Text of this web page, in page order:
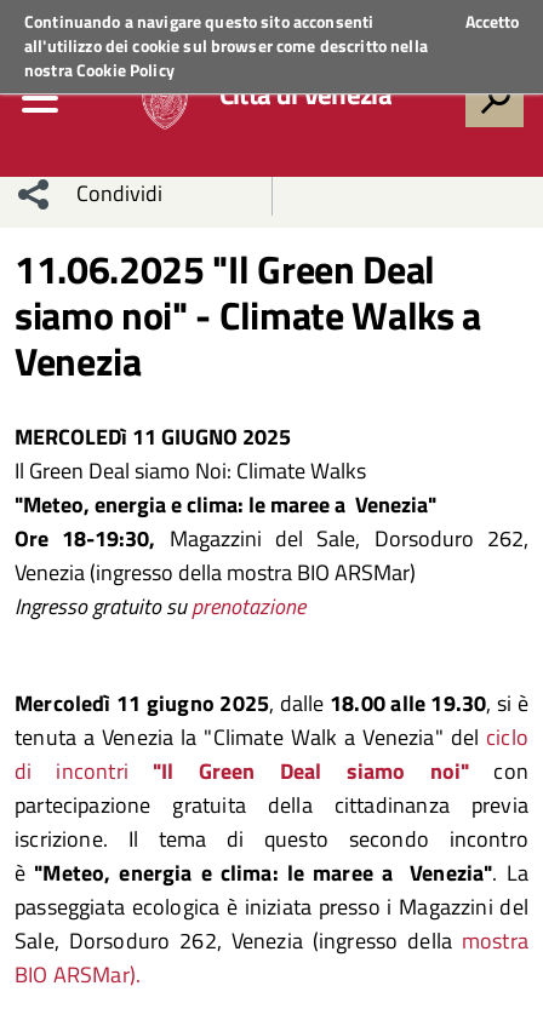
Continuando a navigare questo sito acconsenti
all'utilizzo dei cookie sul browser come descritto nella
nostraCookie Policy
Accetto
Regione VenetoACCEDI AI SERVIZI
Città di Venezia
Condividi
sui social
network
Condividi
Condividi
su
Condividi
Twitter
su
Facebook
Condividi
su
Whatsapp
11.06.2025 "Il Green Deal
siamo noi" - Climate Walks a
Venezia
MERCOLEDì 11 GIUGNO 2025
Il Green Deal siamo Noi: Climate Walks
"Meteo, energia e clima: le maree a Venezia"
Ore 18-19:30, Magazzini del Sale, Dorsoduro 262,
Venezia (ingresso della mostra BIO ARSMar)
Ingresso gratuito suprenotazione
Mercoledì 11 giugno 2025, dalle 18.00 alle 19.30, si è
tenuta a Venezia la "Climate Walk a Venezia" del ciclo
di incontri "Il Green Deal siamo noi" con
partecipazione gratuita della cittadinanza previa
iscrizione. Il tema di questo secondo incontro
è "Meteo, energia e clima: le maree a Venezia". La
passeggiata ecologica è iniziata presso i Magazzini del
Sale, Dorsoduro 262, Venezia (ingresso della mostra
BIO ARSMar).